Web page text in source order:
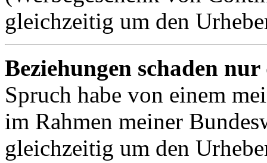
gleichzeitig um den
Beziehungen schaden
Spruch habe von einem
im Rahmen meiner
gleichzeitig um den